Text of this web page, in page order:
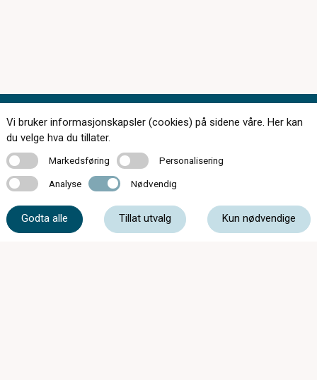
Kontakt oss
Vi bruker informasjonskapsler (cookies) på sidene våre. Her kan
du velge hva du tillater.
MarkedsføringMarkedsføring PersonaliseringPersonalisering
Analyse Analyse Nødvendig Nødvendig
Godta alle Tillat utvalg Kun nødvendige